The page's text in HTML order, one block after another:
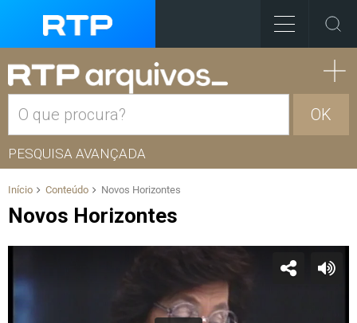
OK
PESQUISA AVANÇADA
Início Conteúdo Novos Horizontes
Novos Horizontes